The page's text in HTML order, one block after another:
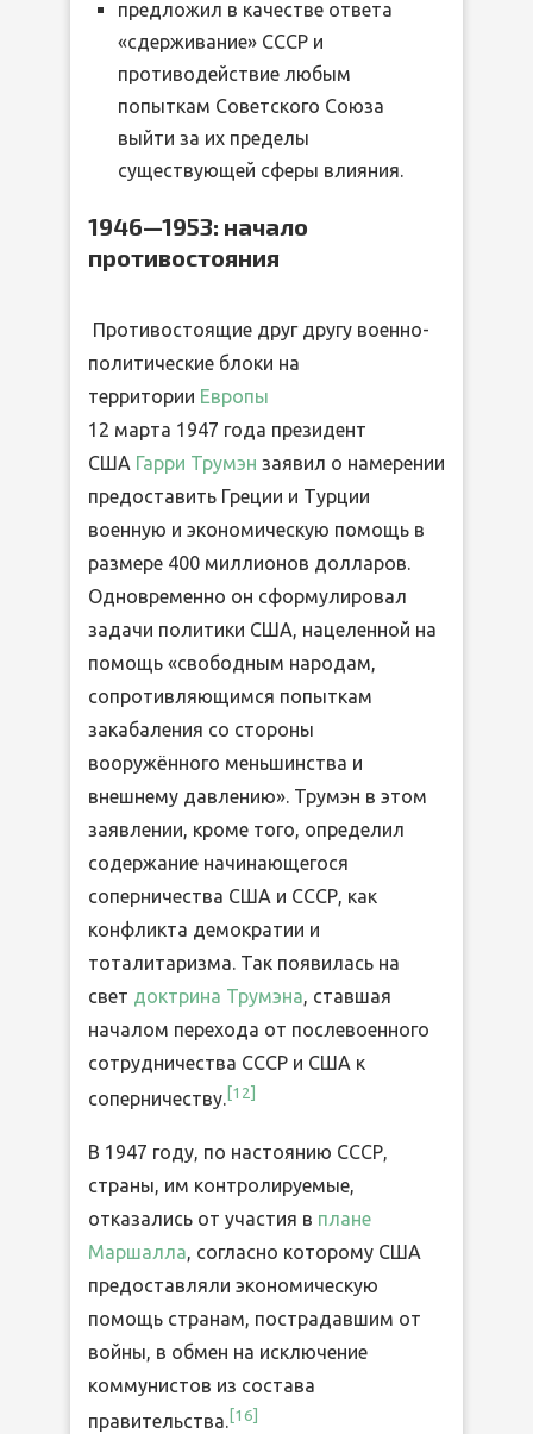
предложил в качестве ответа
«сдерживание» СССР и
противодействие любым
попыткам Советского Союза
выйти за их пределы
существующей сферы влияния.
1946—1953: начало
противостояния
Противостоящие друг другу военно-
политические блоки на
территории Европы
12 марта 1947 года президент
США Гарри Трумэн заявил о намерении
предоставить Греции и Турции
военную и экономическую помощь в
размере 400 миллионов долларов.
Одновременно он сформулировал
задачи политики США, нацеленной на
помощь «свободным народам,
сопротивляющимся попыткам
закабаления со стороны
вооружённого меньшинства и
внешнему давлению». Трумэн в этом
заявлении, кроме того, определил
содержание начинающегося
соперничества США и СССР, как
конфликта демократии и
тоталитаризма. Так появилась на
свет доктрина Трумэна, ставшая
началом перехода от послевоенного
сотрудничества СССР и США к
соперничеству. [12]
В 1947 году, по настоянию СССР,
страны, им контролируемые,
отказались от участия в плане
Маршалла, согласно которому США
предоставляли экономическую
помощь странам, пострадавшим от
войны, в обмен на исключение
коммунистов из состава
правительства. [16]